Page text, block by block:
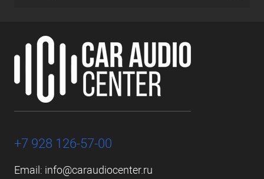
+7 928 126-57-00
Email: info@caraudiocenter.ru